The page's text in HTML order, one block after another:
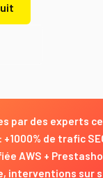
par des experts
de trafic
AWS +
interventions sur